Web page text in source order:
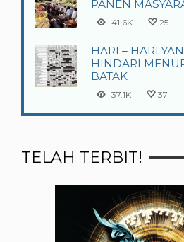
PANEN
41.6K 25
HARI – HARI
HINDARI
BATAK
37.1K 37
TELAH TERBIT!